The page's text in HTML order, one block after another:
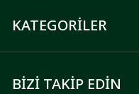
KATEGORİLER
BİZİ TAKİP EDİN